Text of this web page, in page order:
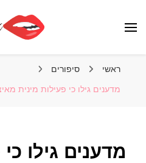
ראשי סיפורים
מדענים גילו כי פעילות מינית
מדענים גילו